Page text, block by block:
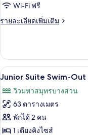
จู
เนียร์
เตียง
คิง
ไซส์
1
เตียง,
วิว
Wi-Fi ฟรี
รายละเอียดเพิ่มเติม
ราย
เกี่ยว
กับ
ห้อง
เนียร์
สวี
เตียง
คิง
เปิด
ภาพถ่าย
ทั้งหมด
ของ
Junior
4
Junior Suite Swim-
วิวมหาสมุทรบางส่วน
63 ตารางเมตร
พักได้ 2 คน
1 เตียงคิงไซส์